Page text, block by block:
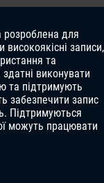
для
записи,
та
виконувати
та підтримують
забезпечити запис
Підтримуються
можуть працювати